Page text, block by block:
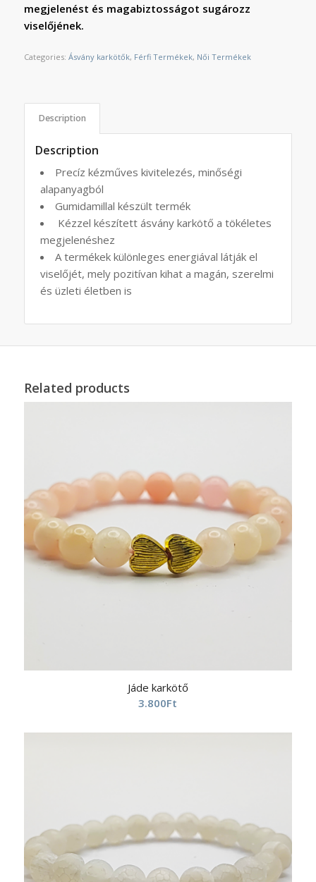
megjelenést és magabiztosságot sugározz
viselőjének.
Categories: Ásvány karkötők, Férfi Termékek, Női Termékek
Description
Description
Precíz kézműves kivitelezés, minőségi
alapanyagból
Gumidamillal készült termék
Kézzel készített ásvány karkötő a tökéletes
megjelenéshez
A termékek különleges energiával látják el
viselőjét, mely pozitívan kihat a magán, szerelmi
és üzleti életben is
Related products
Jáde karkötő
3.800Ft